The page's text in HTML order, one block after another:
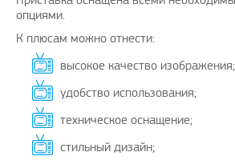
опциями.
К плюсам можно отнести:
высокое качество изображения;
удобство использования;
техническое оснащение;
стильный дизайн;